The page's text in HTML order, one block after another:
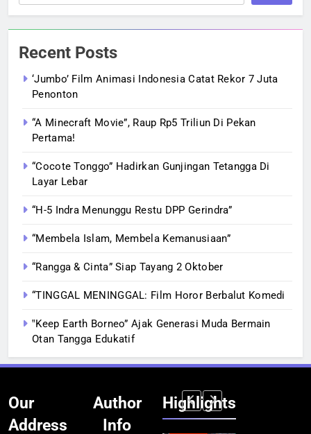
Recent Posts
‘Jumbo’ Film Animasi Indonesia Catat Rekor 7 Juta
Penonton
“A Minecraft Movie”, Raup Rp5 Triliun Di Pekan
Pertama!
“Cocote Tonggo” Hadirkan Gunjingan Tetangga Di
Layar Lebar
“H-5 Indra Menunggu Restu DPP Gerindra”
“Membela Islam, Membela Kemanusiaan”
“Rangga & Cinta” Siap Tayang 2 Oktober
“TINGGAL MENINGGAL: Film Horor Berbalut Komedi
‟Keep Earth Borneo” Ajak Generasi Muda Bermain
Otan Tangga Edukatif
Our
Address
Author
Info
Highlights
BERITA
INFRASTRUKTUR